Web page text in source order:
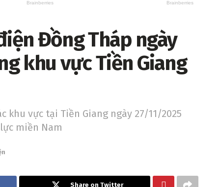
Đồng Tháp ngày
khu vực Tiền Giang
vực tại Tiền Giang ngày 27/11/2025
miền Nam
Share on Twitter